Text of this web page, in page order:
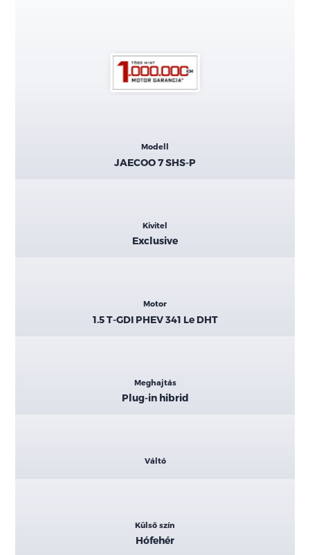
Modell
JAECOO 7 SHS-P
Kivitel
Exclusive
Motor
1.5 T-GDI PHEV 341 Le DHT
Meghajtás
Plug-in hibrid
Váltó
Külső szín
Hófehér